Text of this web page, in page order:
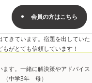
会員の方はこちら
きています。宿題を出していた
もがとても信頼しています！
す。一緒に解決策やアドバイス
（中学3年 母）